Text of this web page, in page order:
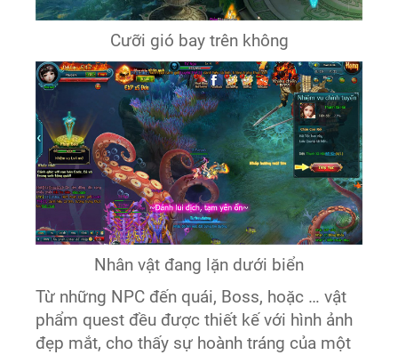
Cưỡi gió bay trên không
Nhân vật đang lặn dưới biển
Từ những NPC đến quái, Boss, hoặc … vật
phẩm quest đều được thiết kế với hình ảnh
đẹp mắt, cho thấy sự hoành tráng của một